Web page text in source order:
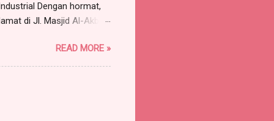
Dengan hormat,
di Jl. Masjid Al-Akbar
untuk dan atas nama
Barat , p ekerjaan
READ MORE »